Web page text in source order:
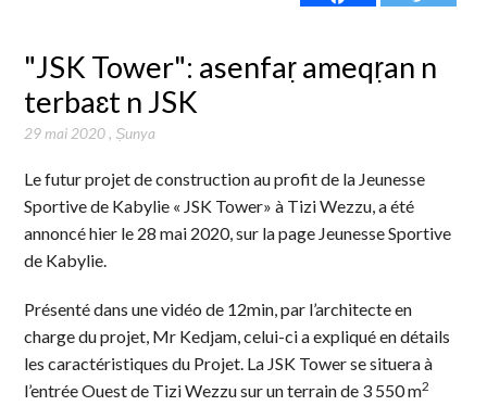
"JSK Tower": asenfaṛ ameqṛan n
terbaɛt n JSK
29 mai 2020,Ṣunya
Le futur projet de construction au profit de la Jeunesse
Sportive de Kabylie « JSK Tower» à Tizi Wezzu, a été
annoncé hier le 28 mai 2020, sur la page Jeunesse Sportive
de Kabylie.
Présenté dans une vidéo de 12min, par l’architecte en
charge du projet, Mr Kedjam, celui-ci a expliqué en détails
les caractéristiques du Projet. La JSK Tower se situera à
l’entrée Ouest de Tizi Wezzu sur un terrain de 3 550 m2